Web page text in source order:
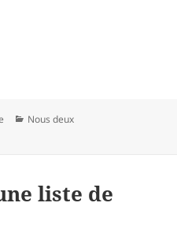
Catégories
Nous deux
liste de